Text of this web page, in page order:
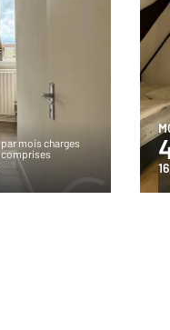
par mois charges
comprises